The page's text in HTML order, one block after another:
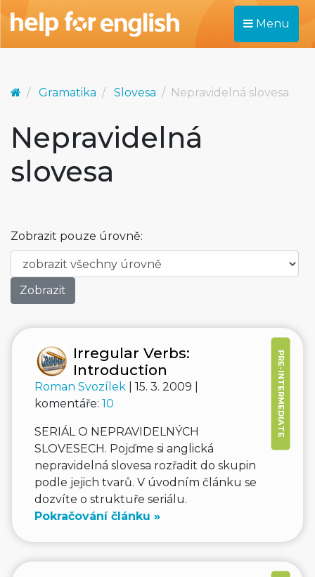
Menu
Gramatika Slovesa Nepravidelná slovesa
Nepravidelná
slovesa
Zobrazit pouze úrovně:
PRE-INTERMEDIATE
Irregular Verbs:
Introduction
Roman Svozílek
| 15. 3. 2009 |
komentáře: 10
SERIÁL O NEPRAVIDELNÝCH
SLOVESECH. Pojďme si anglická
nepravidelná slovesa rozřadit do skupin
podle jejich tvarů. V úvodním článku se
dozvíte o struktuře seriálu.
Pokračování článku »